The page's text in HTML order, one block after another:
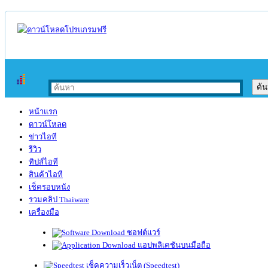
หน้าแรก
ดาวน์โหลด
ข่าวไอที
รีวิว
ทิปส์ไอที
สินค้าไอที
เช็ครอบหนัง
รวมคลิป Thaiware
เครื่องมือ
ซอฟต์แวร์
แอปพลิเคชันบนมือถือ
เช็คความเร็วเน็ต (Speedtest)